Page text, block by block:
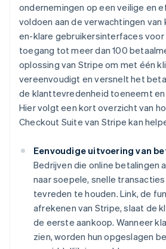
ondernemingen op een veilige en
voldoen aan de verwachtingen
en-klare gebruikersinterfaces voor
toegang tot meer dan 100
oplossing van Stripe om met één
vereenvoudigt en versnelt het
de klanttevredenheid toeneemt
Hier volgt een kort overzicht van
Checkout Suite van Stripe kan
Eenvoudige uitvoering van
Bedrijven die online betalingen
naar soepele, snelle
tevreden te houden. Link, de
afrekenen van Stripe, slaat de
de eerste aankoop. Wanneer
zien, worden hun opgeslagen